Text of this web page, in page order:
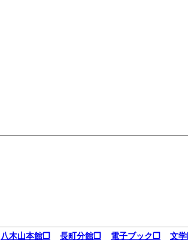
八木山本館❐ 長町分館❐ 電子ブック❐ 文